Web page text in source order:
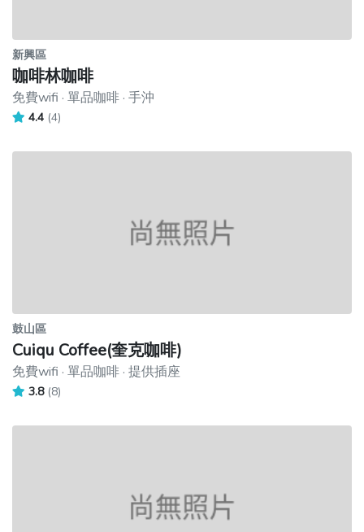
新興區
咖啡林咖啡
免費wifi · 單品咖啡 · 手沖
4.4 (4)
鼓山區
Cuiqu Coffee(奎克咖啡)
免費wifi · 單品咖啡 · 提供插座
3.8 (8)